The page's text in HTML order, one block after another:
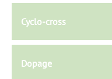
Cyclo-cross
Dopage